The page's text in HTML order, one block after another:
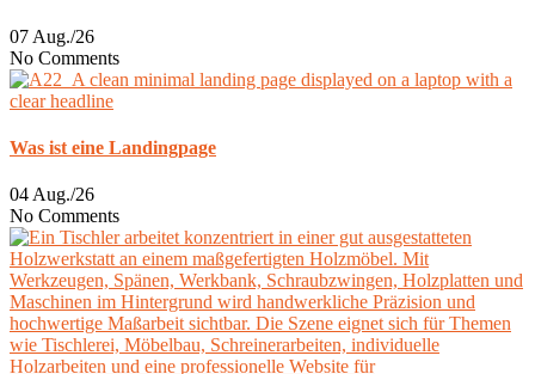
07 Aug./26
No Comments
Was ist eine Landingpage
04 Aug./26
No Comments